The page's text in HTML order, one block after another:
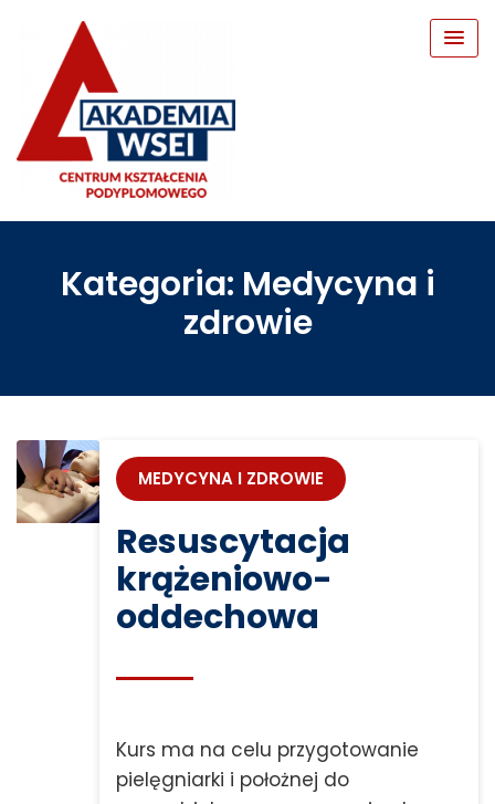
content
Kategoria: Medycyna i
zdrowie
MEDYCYNA I ZDROWIE
Resuscytacja
krążeniowo-
oddechowa
Kurs ma na celu przygotowanie
pielęgniarki i położnej do